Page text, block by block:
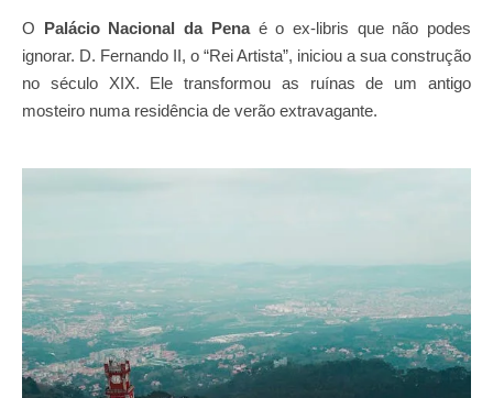
O Palácio Nacional da Penaé o ex-libris que não podes
ignorar. D. Fernando II, o “Rei Artista”, iniciou a sua construção
no século XIX. Ele transformou as ruínas de um antigo
mosteiro numa residência de verão extravagante.